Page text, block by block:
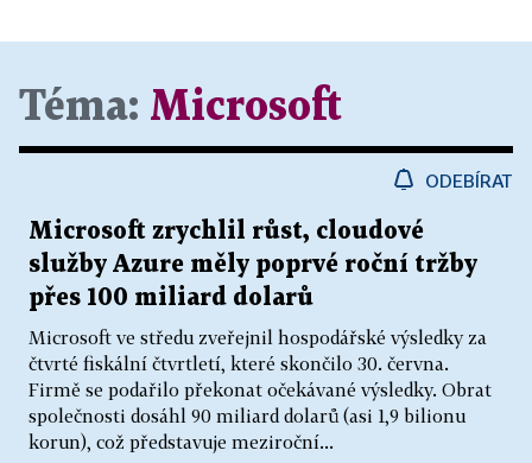
Téma: Microsoft
ODEBÍRAT
Microsoft zrychlil růst, cloudové
služby Azure měly poprvé roční tržby
přes 100 miliard dolarů
Microsoft ve středu zveřejnil hospodářské výsledky za
čtvrté fiskální čtvrtletí, které skončilo 30. června.
Firmě se podařilo překonat očekávané výsledky. Obrat
společnosti dosáhl 90 miliard dolarů (asi 1,9 bilionu
korun), což představuje meziroční...